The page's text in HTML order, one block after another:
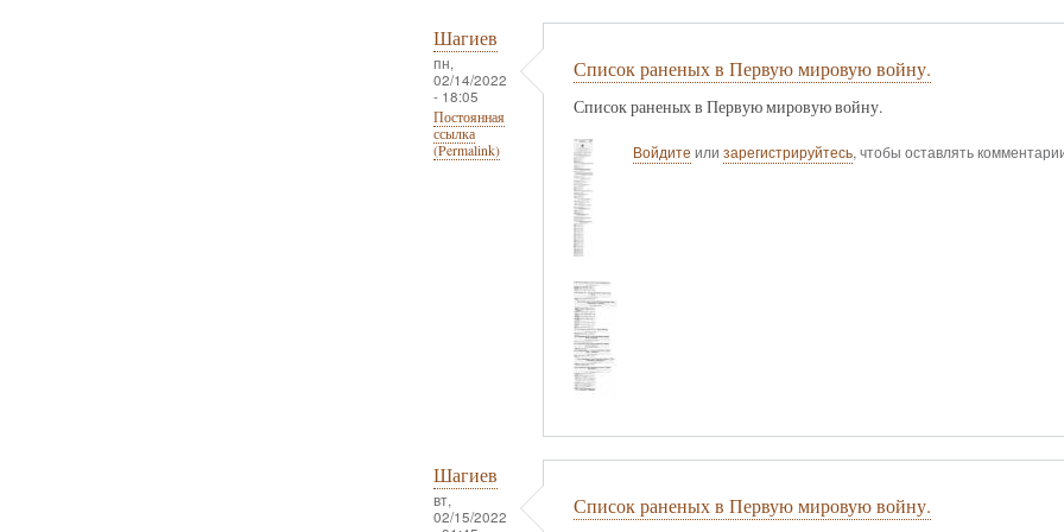
Шагиев
пн,
02/14/2022
- 18:05
Постоянная
ссылка
(Permalink)
Список раненых в Первую мировую войну.
Список раненых в Первую мировую войну.
Войдите илизарегистрируйтесь, чтобы оставлять
Шагиев
вт,
02/15/2022
Список раненых в Первую мировую войну.